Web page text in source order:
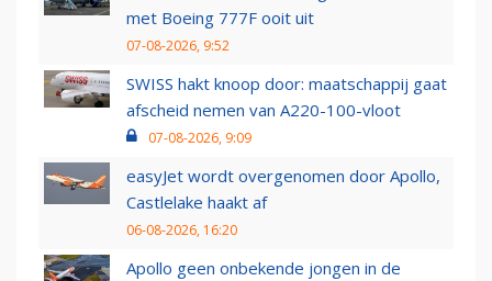
met Boeing 777F ooit uit
07-08-2026, 9:52
SWISS hakt knoop door: maatschappij gaat
afscheid nemen van A220-100-vloot
07-08-2026, 9:09
easyJet wordt overgenomen door Apollo,
Castlelake haakt af
06-08-2026, 16:20
Apollo geen onbekende jongen in de